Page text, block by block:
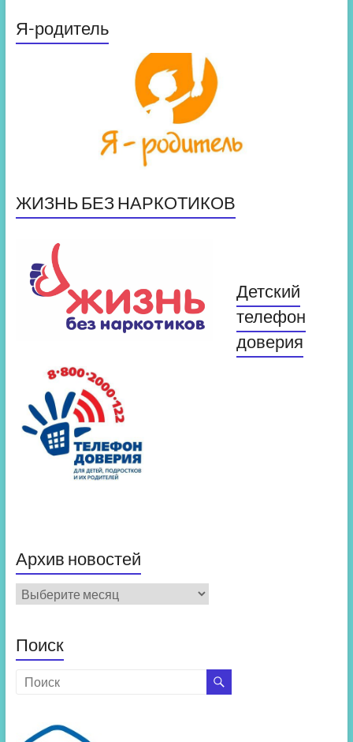
Я-родитель
ЖИЗНЬ БЕЗ НАРКОТИКОВ
Детский
телефон
доверия
Архив новостей
Архив
новостей
Поиск